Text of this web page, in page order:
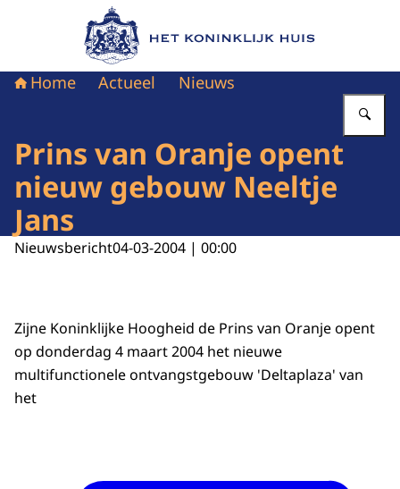
Naar de homepage van Het Koninklijk Huis
Home Actueel Nieuws
Prins van Oranje opent
nieuw gebouw Neeltje
Jans
Nieuwsbericht04-03-2004 | 00:00
Zijne Koninklijke Hoogheid de Prins van Oranje opent
op donderdag 4 maart 2004 het nieuwe
multifunctionele ontvangstgebouw 'Deltaplaza' van
het